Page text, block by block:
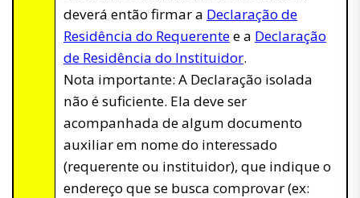
deverá então firmar a Declaração de
Residência do Requerentee a Declaração
de Residência do Instituidor.
Nota importante: A Declaração isolada
não é suficiente. Ela deve ser
acompanhada de algum documento
auxiliar em nome do interessado
(requerente ou instituidor), que indique o
endereço que se busca comprovar (ex: